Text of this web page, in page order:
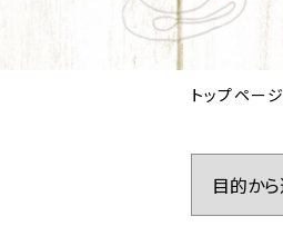
トップページ